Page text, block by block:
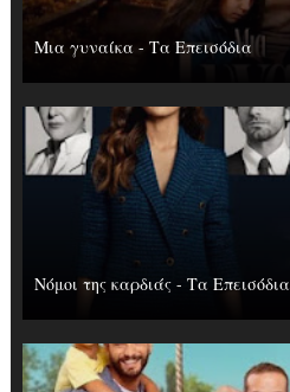
Μια γυναίκα - Τα Επεισόδια
Νόμοι της καρδιάς - Τα Επεισόδια